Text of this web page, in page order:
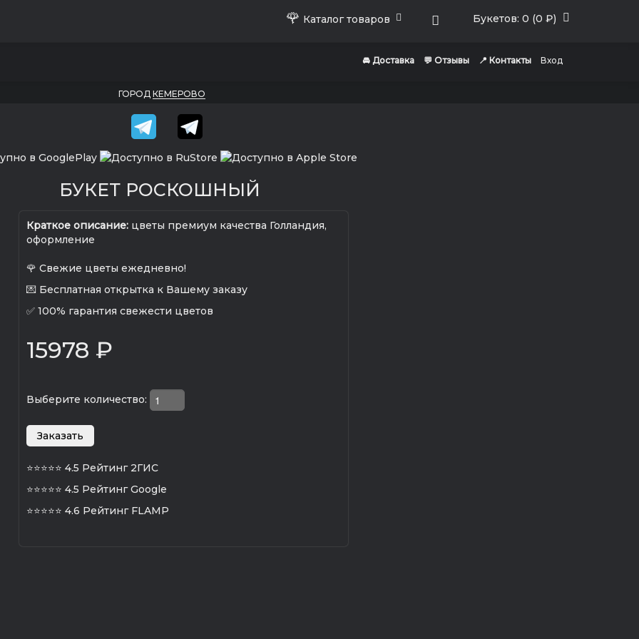
Букетов: 0 (0 ₽)
🌹 Каталог товаров
🚘 Доставка 💬 Отзывы 📍 Контакты Вход
ГОРОД КЕМЕРОВО
БУКЕТ РОСКОШНЫЙ
Краткое описание:цветы премиум качества Голландия,
оформление
🌹 Свежие цветы ежедневно!
💌 Бесплатная открытка к Вашему заказу
✅ 100% гарантия свежести цветов
15978 ₽
Выберите количество:
⭐⭐⭐⭐⭐ 4.5 Рейтинг 2ГИС
⭐⭐⭐⭐⭐ 4.5 Рейтинг Google
⭐⭐⭐⭐⭐ 4.6 Рейтинг FLAMP